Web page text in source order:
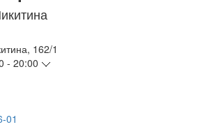
162/1
- 20:00
01